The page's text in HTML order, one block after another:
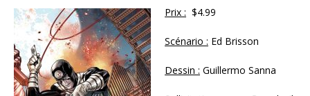
Prix : $4.99
Scénario : Ed Brisson
Dessin : Guillermo Sanna